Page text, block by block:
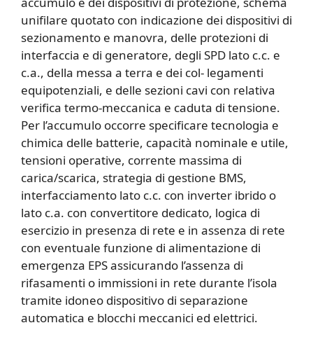
unifilare quotato con indicazione dei dispositivi di
sezionamento e manovra, delle protezioni di
interfaccia e di generatore, degli SPD lato c.c. e
c.a., della messa a terra e dei col- legamenti
equipotenziali, e delle sezioni cavi con relativa
verifica termo-meccanica e caduta di tensione.
Per l’accumulo occorre specificare tecnologia e
chimica delle batterie, capacità nominale e utile,
tensioni operative, corrente massima di
carica/scarica, strategia di gestione BMS,
interfacciamento lato c.c. con inverter ibrido o
lato c.a. con convertitore dedicato, logica di
esercizio in presenza di rete e in assenza di rete
con eventuale funzione di alimentazione di
emergenza EPS assicurando l’assenza di
rifasamenti o immissioni in rete durante l’isola
tramite idoneo dispositivo di separazione
automatica e blocchi meccanici ed elettrici.